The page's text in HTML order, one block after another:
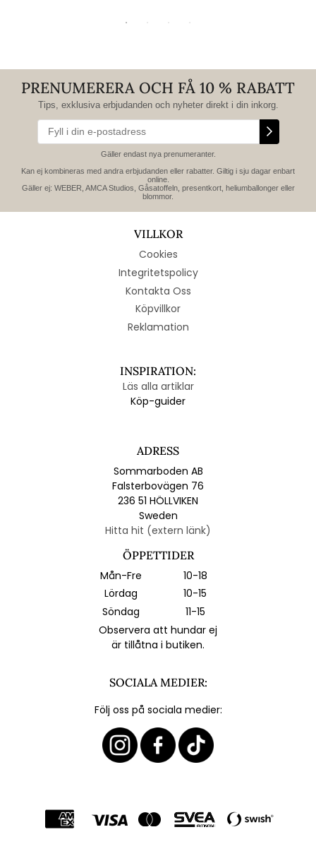
PRENUMERERA OCH FÅ 10 % RABATT
Tips, exklusiva erbjudanden och nyheter direkt i din inkorg.
Gäller endast nya prenumeranter.
Kan ej kombineras med andra erbjudanden eller rabatter. Giltig i sju dagar enbart
online.
Gäller ej: WEBER, AMCA Studios, Gåsatoffeln, presentkort, heliumballonger eller
blommor.
VILLKOR
Cookies
Integritetspolicy
Kontakta Oss
Köpvillkor
Reklamation
INSPIRATION:
Läs alla artiklar
Köp-guider
ADRESS
Sommarboden AB
Falsterbovägen 76
236 51 HÖLLVIKEN
Sweden
Hitta hit (extern länk)
ÖPPETTIDER
Mån-Fre
10-18
Lördag
10-15
Söndag
11-15
Observera att hundar ej
är tillåtna i butiken.
SOCIALA MEDIER:
Följ oss på sociala medier: